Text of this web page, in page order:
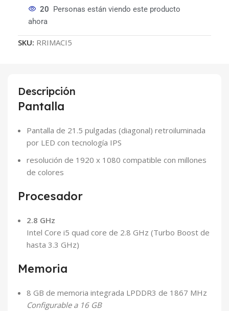
20 Personas están viendo este producto
ahora
SKU: RRIMACI5
Descripción
Pantalla
Pantalla de 21.5 pulgadas (diagonal) retroiluminada
por LED con tecnología IPS
resolución de 1920 x 1080 compatible con millones
de colores
Procesador
2.8 GHz
Intel Core i5 quad core de 2.8 GHz (Turbo Boost de
hasta 3.3 GHz)
Memoria
8 GB de memoria integrada LPDDR3 de 1867 MHz
Configurable a 16 GB